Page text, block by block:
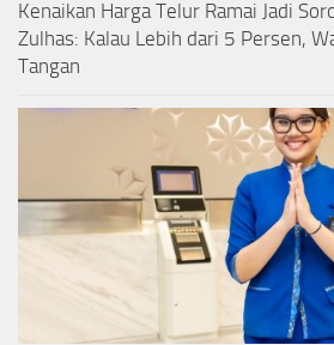
Kenaikan Harga Telur Ramai Jadi
Zulhas: Kalau Lebih dari 5 Persen,
Tangan